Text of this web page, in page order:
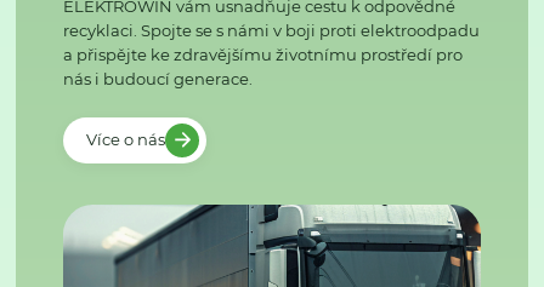
ELEKTROWIN vám usnadňuje cestu k odpovědné
recyklaci. Spojte se s námi v boji proti elektroodpadu
a přispějte ke zdravějšímu životnímu prostředí pro
nás i budoucí generace.
Více o nás